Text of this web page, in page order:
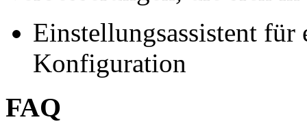
Einstellungsassistent für
Konfiguration
FAQ